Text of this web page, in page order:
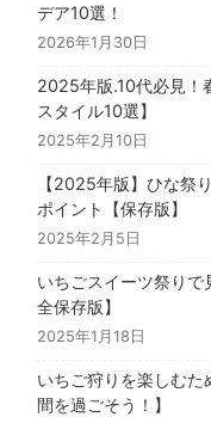
デア10選！
2026年1月30日
2025年版.10代必見！
スタイル10選】
2025年2月10日
【2025年版】ひな祭
ポイント【保存版】
2025年2月5日
いちごスイーツ祭り
全保存版】
2025年1月18日
いちご狩りを楽しむ
間を過ごそう！】